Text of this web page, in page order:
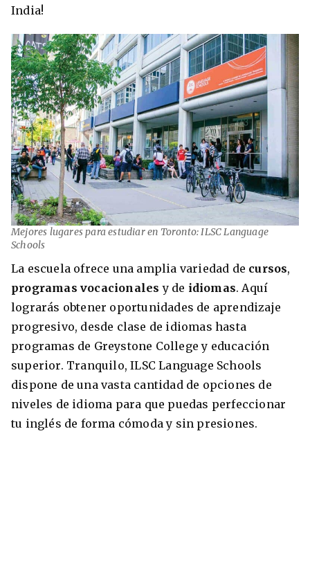
India!
Mejores lugares para estudiar en Toronto: ILSC Language
Schools
La escuela ofrece una amplia variedad de cursos,
programas vocacionales y de idiomas. Aquí
lograrás obtener oportunidades de aprendizaje
progresivo, desde clase de idiomas hasta
programas de Greystone College y educación
superior. Tranquilo, ILSC Language Schools
dispone de una vasta cantidad de opciones de
niveles de idioma para que puedas perfeccionar
tu inglés de forma cómoda y sin presiones.